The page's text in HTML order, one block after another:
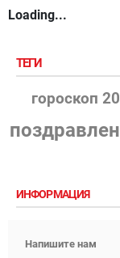
Loading...
ТЕГИ
гороскоп
ИНФОРМАЦИЯ
Напишите нам